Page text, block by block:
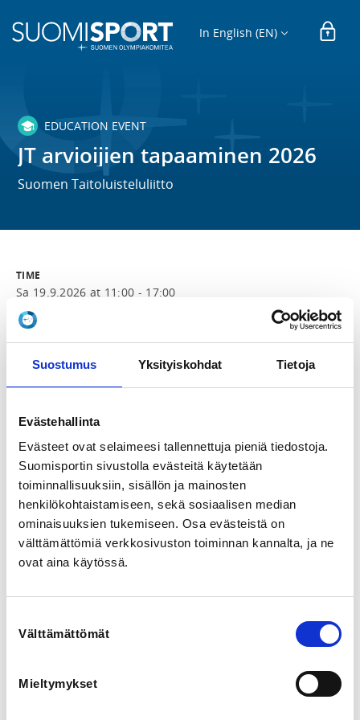
Suostumus Yksityiskohdat Tietoja
Evästehallinta
Evästeet ovat selaimeesi tallennettuja pieniä tiedostoja.
Suomisportin sivustolla evästeitä käytetään
toiminnallisuuksiin, sisällön ja mainosten
henkilökohtaistamiseen, sekä sosiaalisen median
ominaisuuksien tukemiseen. Osa evästeistä on
välttämättömiä verkkosivuston toiminnan kannalta, ja ne
ovat aina käytössä.
valinta
Välttämättömät
Mieltymykset
In English (EN)
EDUCATION EVENT
JT arvioijien tapaaminen 2026
Suomen Taitoluisteluliitto
TIME
Sa 19.9.2026 at 11:00 - 17:00
View map
LOCALITY
SPORTS
Jäätanssi, Soolojäätanssi
REGISTRATION PERIOD
We 24.6.2026 at 09:00 - Mo 31.8.2026 at 23:59
JT arvioijat, SM-luokka tai ylempi 22,00 €
ADDITIONAL INFORMATION